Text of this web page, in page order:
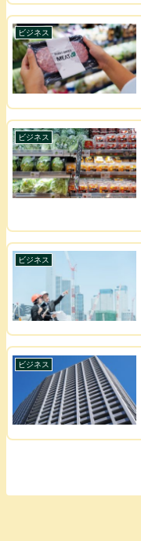
ビジネス
ビジネス
ビジネス
ビジネス